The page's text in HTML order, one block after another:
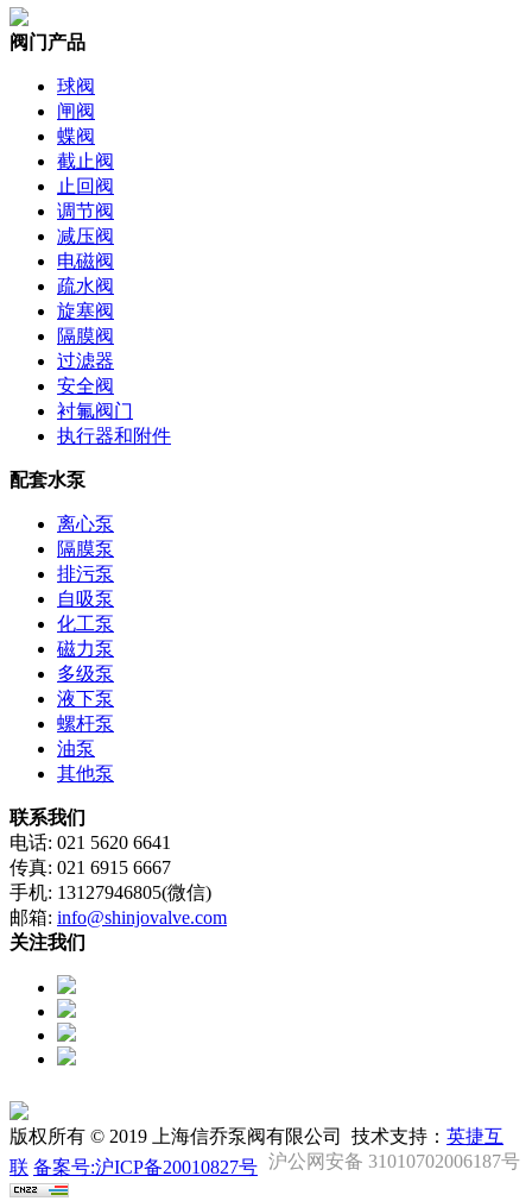
阀门产品
球阀
闸阀
蝶阀
截止阀
止回阀
调节阀
减压阀
电磁阀
疏水阀
旋塞阀
隔膜阀
过滤器
安全阀
衬氟阀门
执行器和附件
配套水泵
离心泵
隔膜泵
排污泵
自吸泵
化工泵
磁力泵
多级泵
液下泵
螺杆泵
油泵
其他泵
联系我们
电话: 021 5620 6641
传真: 021 6915 6667
手机: 13127946805(微信)
邮箱: info@shinjovalve.com
关注我们
版权所有 © 2019 上海信乔泵阀有限公司 技术支持： 英捷互
联 备案号:沪ICP备20010827号 沪公网安备 31010702006187号